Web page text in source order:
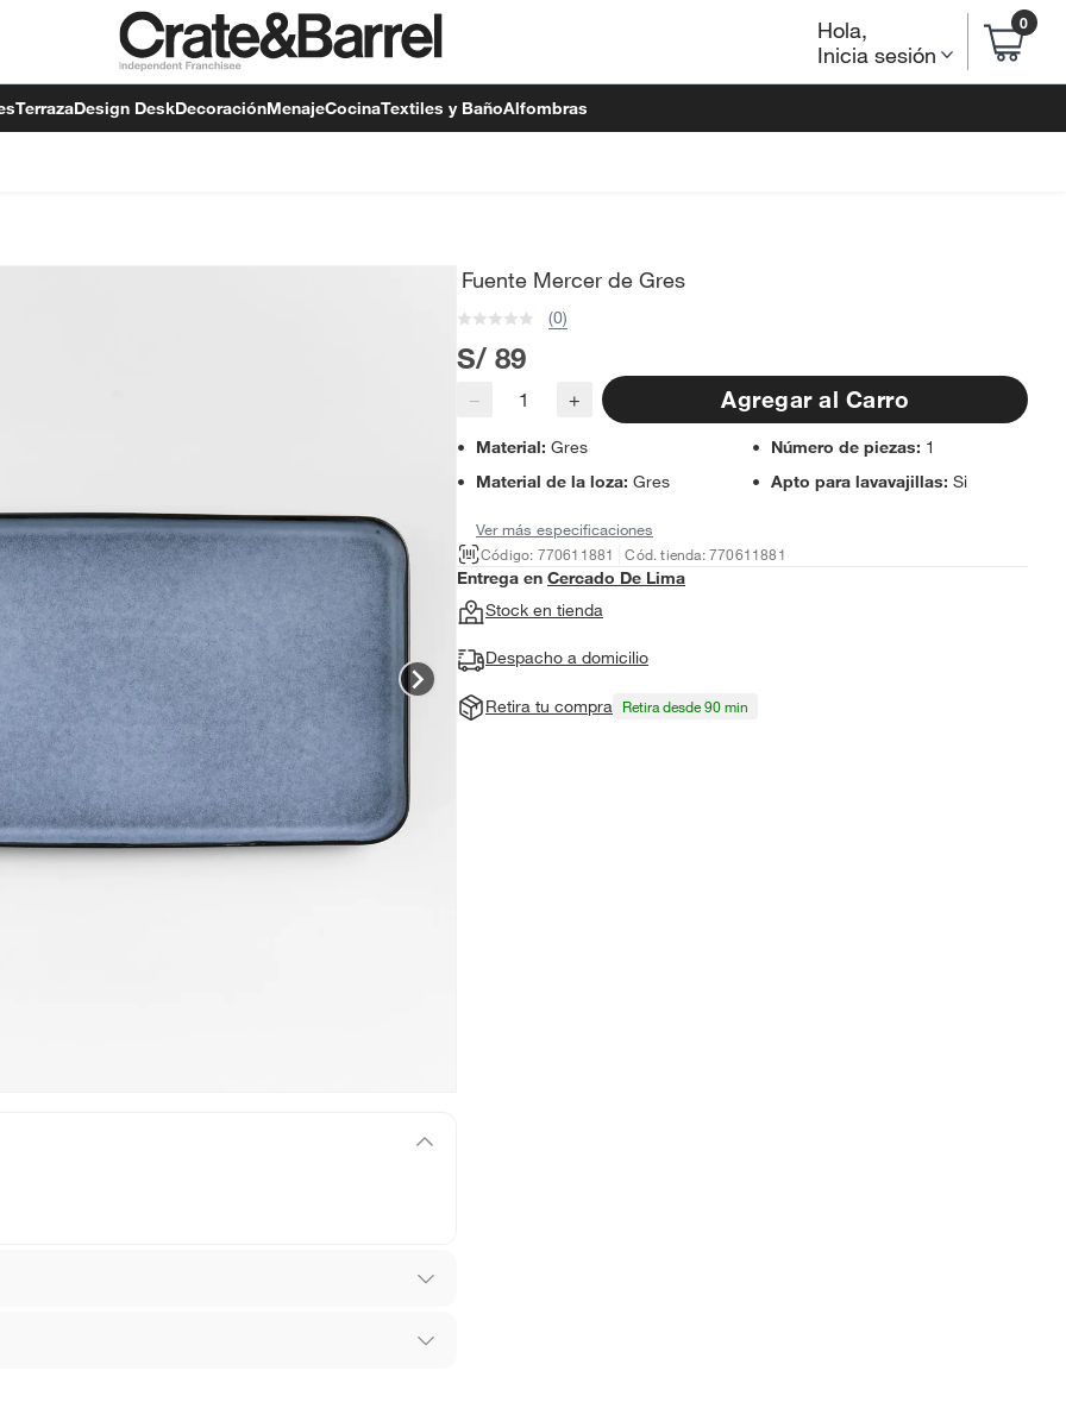
Hola,
Inicia sesión
0
TerrazaDesign DeskDecoraciónMenajeCocinaTextiles y BañoAlfombras
Fuente Mercer de Gres
(0)
S/ 89
− + Agregar al Carro
Material: Gres Número de piezas: 1
Material de la loza: Gres Apto para lavavajillas: Si
Ver más especificaciones
Código: 770611881
Cód. tienda: 770611881
Entrega en Cercado De Lima
Stock en tienda
Despacho a domicilio
Retira tu compra Retira desde 90 min